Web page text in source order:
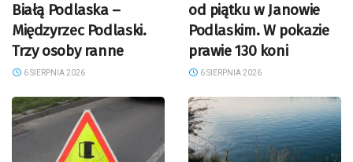
Białą Podlaska –
Międzyrzec Podlaski.
Trzy osoby ranne
6 SIERPNIA 2026
od piątku w Janowie
Podlaskim. W pokazie
prawie 130 koni
6 SIERPNIA 2026